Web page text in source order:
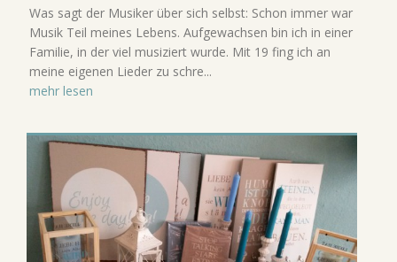
Was sagt der Musiker über sich selbst: Schon immer war
Musik Teil meines Lebens. Aufgewachsen bin ich in einer
Familie, in der viel musiziert wurde. Mit 19 fing ich an
meine eigenen Lieder zu schre...
mehr lesen